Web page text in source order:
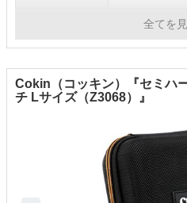
ポリプロピレン
全てを
Cokin（コッキン）『セミハ
チ Lサイズ（Z3068）』